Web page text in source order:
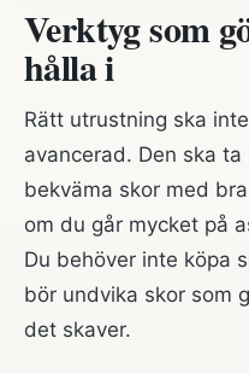
Verktyg som
hålla i
Rätt utrustning ska
avancerad. Den ska
bekväma skor med
om du går mycket på
Du behöver inte köpa
bör undvika skor som
det skaver.